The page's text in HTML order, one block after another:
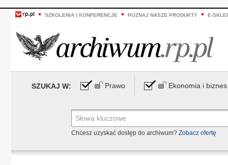
SZKOLENIA I KONFERENCJE POZNAJ NASZE PRODUKTY E-
SZUKAJ W: Prawo Ekonomia i biznes
Chcesz uzyskać dostęp do archiwum? Zobacz ofertę